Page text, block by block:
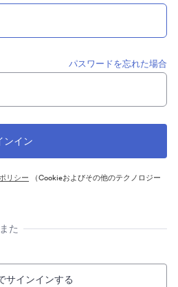
パスワードを忘れた場合
リシー （Cookieおよびその他のテクノロジー
また
サインインする